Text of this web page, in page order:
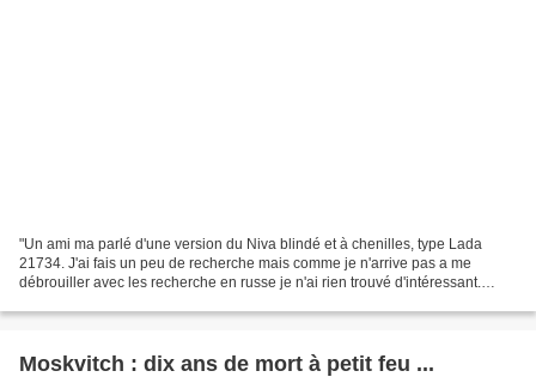
"Un ami ma parlé d'une version du Niva blindé et à chenilles, type Lada
21734. J'ai fais un peu de recherche mais comme je n'arrive pas a me
débrouiller avec les recherche en russe je n'ai rien trouvé d'intéressant.
Moskvitch : dix ans de mort à petit feu ...